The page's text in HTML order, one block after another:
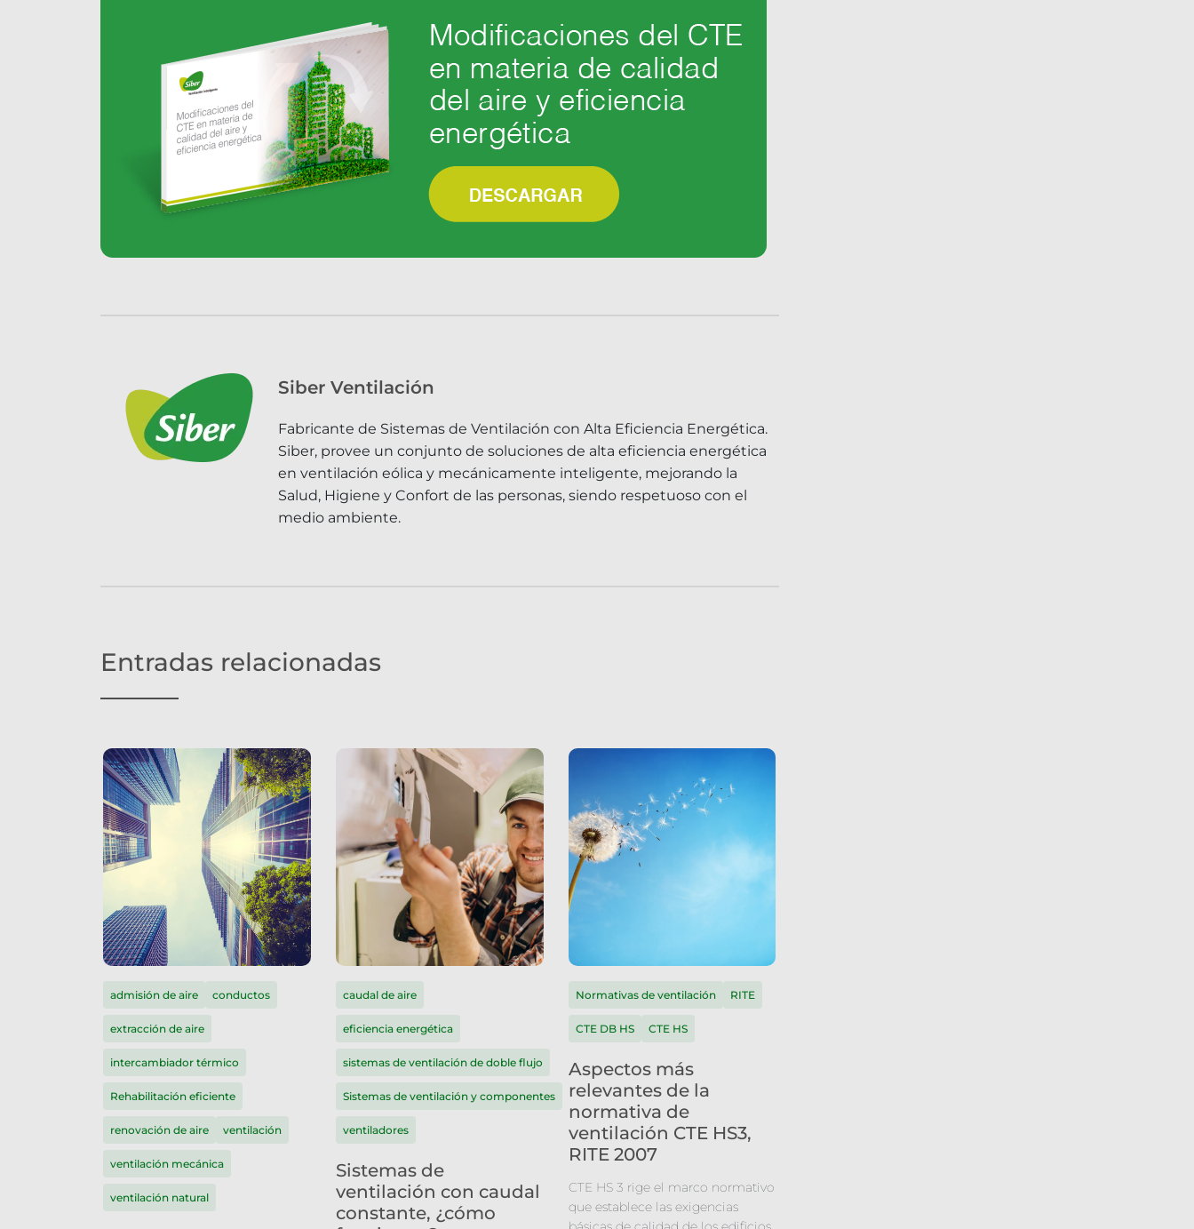
Siber Ventilación
Fabricante de Sistemas de Ventilación con Alta Eficiencia Energética.
Siber, provee un conjunto de soluciones de alta eficiencia energética
en ventilación eólica y mecánicamente inteligente, mejorando la
Salud, Higiene y Confort de las personas, siendo respetuoso con el
medio ambiente.
Entradas relacionadas
admisión de aire conductos
extracción de aire
intercambiador térmico
Rehabilitación eficiente
renovación de aire ventilación
ventilación mecánica
ventilación natural
caudal de aire
eficiencia energética
sistemas de ventilación de doble flujo
Sistemas de ventilación y componentes
ventiladores
Sistemas de
ventilación con caudal
constante, ¿cómo
Normativas de ventilación RITE
CTE DB HS CTE HS
Aspectos más
relevantes de la
normativa de
ventilación CTE HS3,
RITE 2007
CTE HS 3 rige el marco normativo
que establece las exigencias